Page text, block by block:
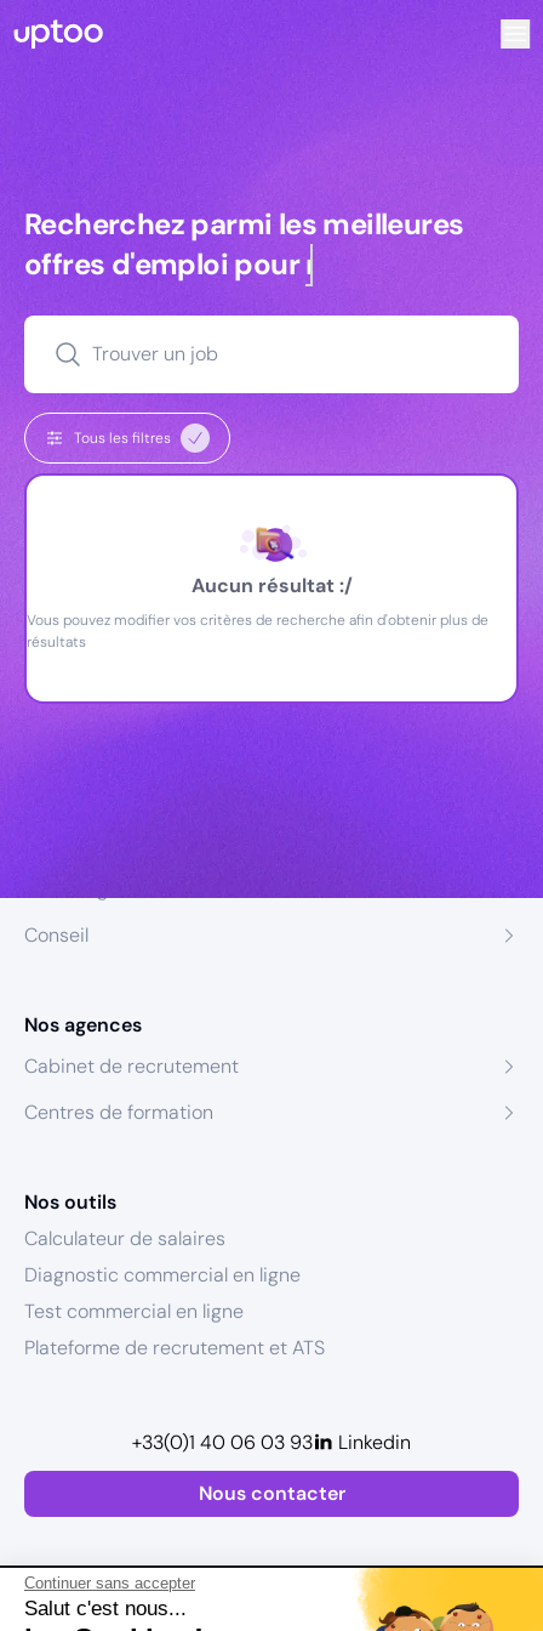
Continuer sans accepter
Salut c'est nous...
Recherchez parmi les meilleures
Recherchez parmi les meilleures
offres d'emploi pourmanagers
Trouver un job
Tous les filtres
Aucun résultat :/
Vous pouvez modifier vos critères de recherche afin d'obtenir plus de
résultats
Conseil
Nos agences
Cabinet de recrutement
Centres de formation
Nos outils
Calculateur de salaires
Diagnostic commercial en ligne
Test commercial en ligne
Plateforme de recrutement et ATS
Nous contacter
+33(0)1 40 06 03 93 Linkedin